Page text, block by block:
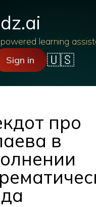
learning
Sign in 🇺🇸
про
в